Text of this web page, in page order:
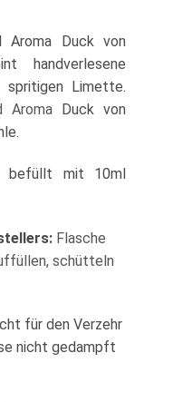
Duck von
handverlesene
spritigen Limette.
Aroma Duck von
befüllt mit 10ml
Flasche
schütteln
für den Verzehr
nicht gedampft